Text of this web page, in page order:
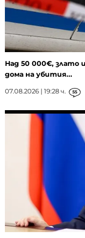
Над 50 000€, злато
дома на убития...
07.08.2026 | 19:28 ч. 55